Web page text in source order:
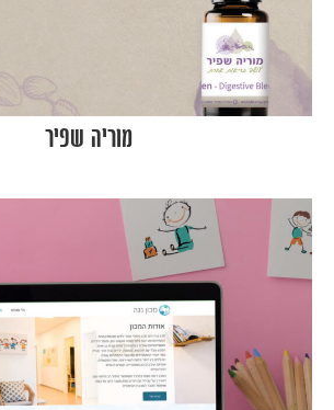
מוריה שפיר